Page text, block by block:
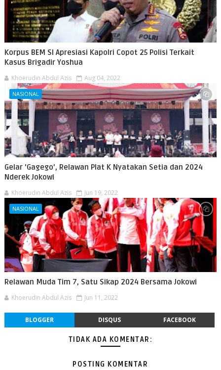
Korpus BEM SI Apresiasi Kapolri Copot 25 Polisi Terkait
Kasus Brigadir Yoshua
Khoerudin Abdul Azis Aug 04, 2022
NASIONAL
Gelar 'Gagego', Relawan Plat K Nyatakan Setia dan 2024
Nderek Jokowi
Khoerudin Abdul Azis Jun 19, 2022
NASIONAL
Relawan Muda Tim 7, Satu Sikap 2024 Bersama Jokowi
Khoerudin Abdul Azis Jun 11, 2022
BLOGGER DISQUS FACEBOOK
TIDAK ADA KOMENTAR:
POSTING KOMENTAR